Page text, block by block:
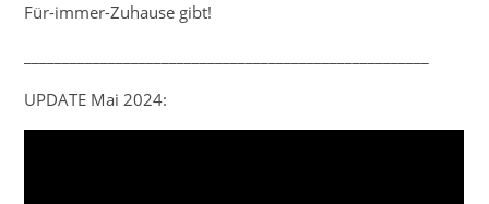
Für-immer-Zuhause gibt!
UPDATE Mai 2024: